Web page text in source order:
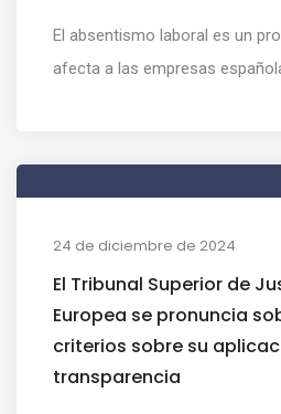
El absentismo laboral es un
afecta a las empresas
24 de diciembre de 2024
El Tribunal Superior de
Europea se pronuncia
criterios sobre su
transparencia